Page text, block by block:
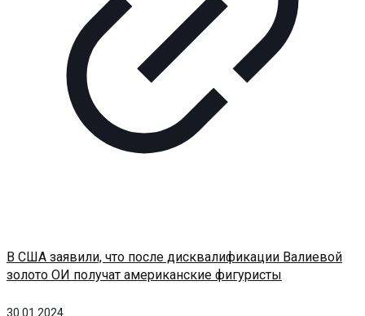
30.01.2024
В США заявили, что после дисквалификации Валиевой
золото ОИ получат американские фигуристы